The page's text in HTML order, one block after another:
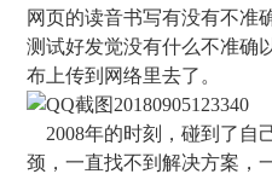
网页的读音书写有没有不准
测试好发觉没有什么不准确
布上传到网络里去了。
2008年的时刻，碰到了自
颈，一直找不到解决方案，